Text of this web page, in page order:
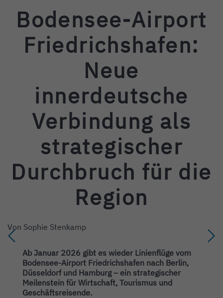
Bodensee-Airport
Friedrichshafen:
Neue
innerdeutsche
Verbindung als
strategischer
Durchbruch für die
Region
Von Sophie Stenkamp
Ab Januar 2026 gibt es wieder Linienflüge vom
Bodensee-Airport Friedrichshafen nach Berlin,
Düsseldorf und Hamburg – ein strategischer
Meilenstein für Wirtschaft, Tourismus und
Geschäftsreisende.